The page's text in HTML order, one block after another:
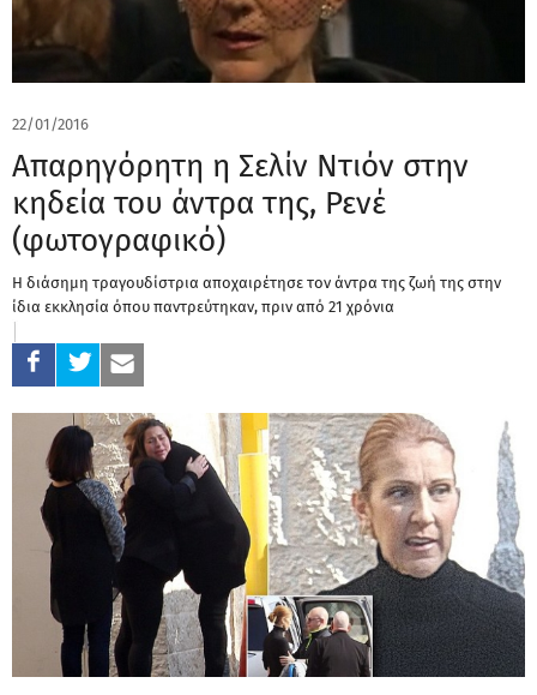
22/01/2016
Απαρηγόρητη η Σελίν Ντιόν στην
κηδεία του άντρα της, Ρενέ
(φωτογραφικό)
Η διάσημη τραγουδίστρια αποχαιρέτησε τον άντρα της ζωή της στην
ίδια εκκλησία όπου παντρεύτηκαν, πριν από 21 χρόνια